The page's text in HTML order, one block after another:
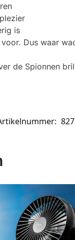
is
Dus waar
de Spionnen